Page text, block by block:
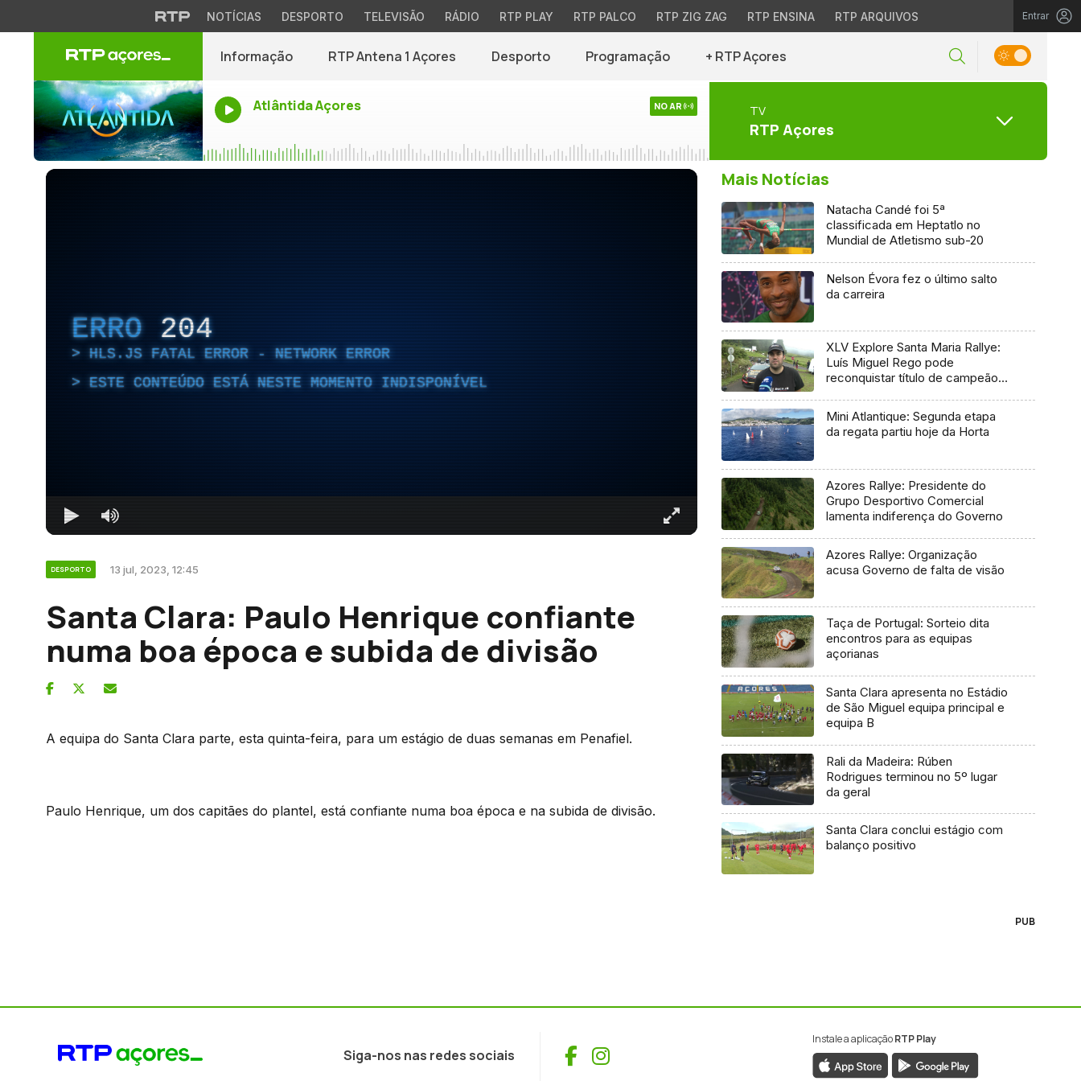
NOTÍCIAS DESPORTO TELEVISÃO RÁDIO RTP PLAY RTP PALCO RTP ZIG ZAG RTP ENSINA RTP ARQUIVOS Entrar
Informação RTP Antena 1 Açores Desporto Programação + RTP Açores
Atlântida Açores NO AR TV
RTP Açores
ERRO 204
HLS.JS FATAL ERROR - NETWORK ERROR
ESTE CONTEÚDO ESTÁ NESTE MOMENTO INDISPONÍVEL
DESPORTO 13 jul, 2023, 12:45
Santa Clara: Paulo Henrique confiante
numa boa época e subida de divisão
A equipa do Santa Clara parte, esta quinta-feira, para um estágio de duas semanas em Penafiel.
Paulo Henrique, um dos capitães do plantel, está confiante numa boa época e na subida de divisão.
Mais Notícias
Natacha Candé foi 5ª
classificada em Heptatlo no
Mundial de Atletismo sub-20
Nelson Évora fez o último salto
da carreira
XLV Explore Santa Maria Rallye:
Luís Miguel Rego pode
reconquistar título de campeão
Mini Atlantique: Segunda etapa
da regata partiu hoje da Horta
Azores Rallye: Presidente do
Grupo Desportivo Comercial
lamenta indiferença do Governo
Azores Rallye: Organização
acusa Governo de falta de visão
Taça de Portugal: Sorteio dita
encontros para as equipas
açorianas
Santa Clara apresenta no Estádio
de São Miguel equipa principal e
equipa B
Rali da Madeira: Rúben
Rodrigues terminou no 5º lugar
da geral
Santa Clara conclui estágio com
balanço positivo
PUB
Siga-nos nas redes sociais Facebook
Instagram
Instale a aplicaçãoRTP Play